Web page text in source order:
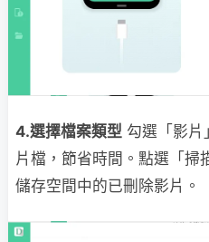
4.選擇檔案類型 勾選「影片
片檔，節省時間。點選「掃
儲存空間中的已刪除影片。